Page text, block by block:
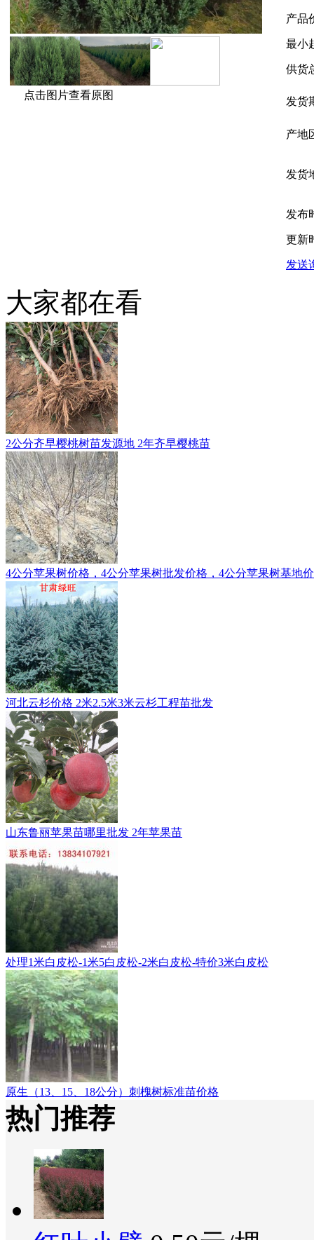
点击图片查看原图
产品
最小
供货
发货
产地
发货
发布
更新
发送
大家都在看
2公分齐早樱桃树苗发源地 2年齐早樱桃苗
4公分苹果树价格，4公分苹果树批发价格，4公分苹果树基地
河北云杉价格 2米2.5米3米云杉工程苗批发
山东鲁丽苹果苗哪里批发 2年苹果苗
处理1米白皮松-1米5白皮松-2米白皮松-特价3米白皮松
原生（13、15、18公分）刺槐树标准苗价格
热门推荐